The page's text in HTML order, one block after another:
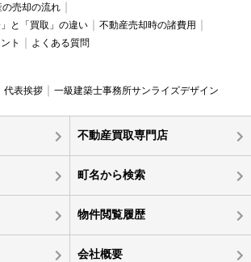
の売却の流れ
と「買取」の違い
不動産売却時の諸費用
ト
よくある質問
代表挨拶 一級建築士事務所サンライズデザイン
不動産買取専門店
町名から検索
物件閲覧履歴
会社概要